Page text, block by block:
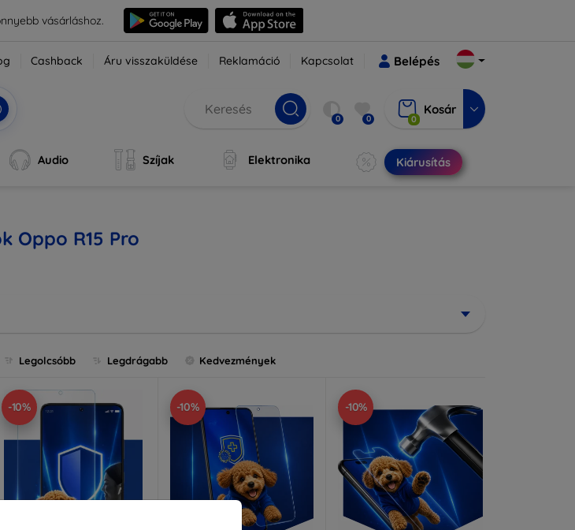
vásárláshoz.
Cashback Áru visszaküldése Reklamáció Kapcsolat Belépés
0 0 0
Kosár
Audio Szíjak Elektronika Kiárusítás
Oppo R15 Pro
Legolcsóbb Legdrágabb Kedvezmények
-10% -10% -10%